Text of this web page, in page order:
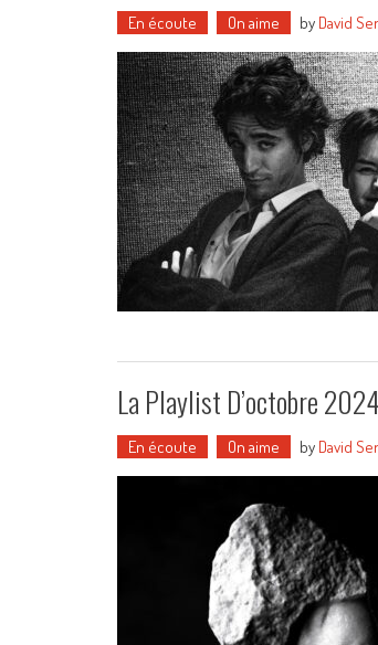
En écoute On aime by David
La Playlist D’octobre
En écoute On aime by David